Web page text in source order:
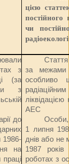
цією
постійного
чи
з
(за
з
до
1986-
на
за межами
особливо
ліквідацією
АЕС
Особи,
1 липня
днів або не
1987
роботах з